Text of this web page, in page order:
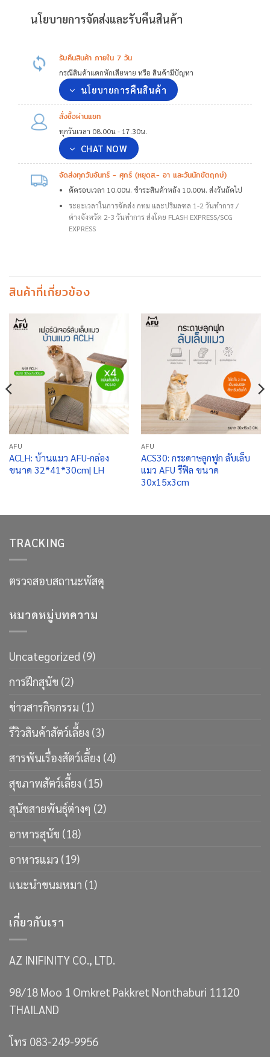
นโยบายการจัดส่งและรับคืนสินค้า
รับคืนสินค้า ภายใน 7 วัน
กรณีสินค้าแตกหักเสียหาย หรือ สินค้ามีปัญหา
นโยบายการคืนสินค้า
สั่งซื้อผ่านแชท
ทุกวันเวลา 08.00น - 17.30น.
CHAT NOW
จัดส่งทุกวันจันทร์ - ศุกร์ (หยุดส.- อา และวันนักขัตฤกษ์)
ตัดรอบเวลา 10.00น. ชำระสินค้าหลัง 10.00น. ส่งวันถัดไป
ระยะเวลาในการจัดส่ง กทม และปริมลฑล 1-2 วันทำการ /
ต่างจังหวัด 2-3 วันทำการ ส่งโดย FLASH EXPRESS/SCG
EXPRESS
สินค้าที่เกี่ยวข้อง
AFU
ACLH: บ้านแมว AFU-กล่อง
ขนาด 32*41*30cm| LH
AFU
ACS30: กระดาษลูกฟูก ลับเล็บ
แมว AFU รีฟิล ขนาด
30x15x3cm
TRACKING
ตรวจสอบสถานะพัสดุ
หมวดหมู่บทความ
Uncategorized (9)
การฝึกสุนัข (2)
ข่าวสารกิจกรรม (1)
รีวิวสินค้าสัตว์เลี้ยง (3)
สารพันเรื่องสัตว์เลี้ยง (4)
สุขภาพสัตว์เลี้ยง (15)
สุนัขสายพันธ์ุต่างๆ (2)
อาหารสุนัข (18)
อาหารแมว (19)
แนะนำขนมหมา (1)
เกี่ยวกับเรา
AZ INIFINITY CO., LTD.
98/18 Moo 1 Omkret Pakkret Nonthaburi 11120
THAILAND
โทร 083-249-9956